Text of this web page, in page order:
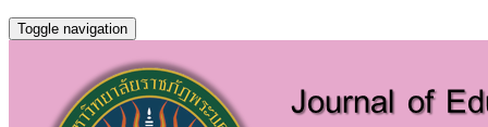
Toggle navigation